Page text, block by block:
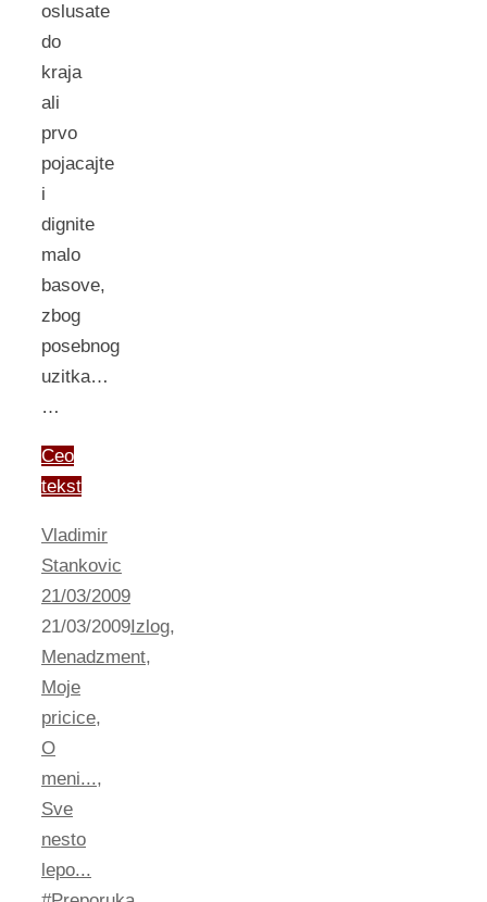
oslusate
do
kraja
ali
prvo
pojacajte
i
dignite
malo
basove,
zbog
posebnog
uzitka…
…
Ceo
tekst
Vladimir
Stankovic
21/03/2009
21/03/2009 Izlog,
Menadzment,
Moje
pricice,
O
meni...,
Sve
nesto
lepo...